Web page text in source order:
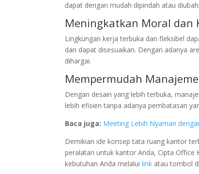
dapat dengan mudah dipindah atau
Meningkatkan Moral dan
Lingkungan kerja terbuka dan fleksibel
dan dapat disesuaikan. Dengan adanya
dihargai.
Mempermudah
Dengan desain yang lebih terbuka,
lebih efisien tanpa adanya pembatasan
Baca juga: Meeting Lebih Nyaman
Demikian ide konsep tata ruang kantor
peralatan untuk kantor Anda, Cipta Office
kebutuhan Anda melaluilink atau tombol